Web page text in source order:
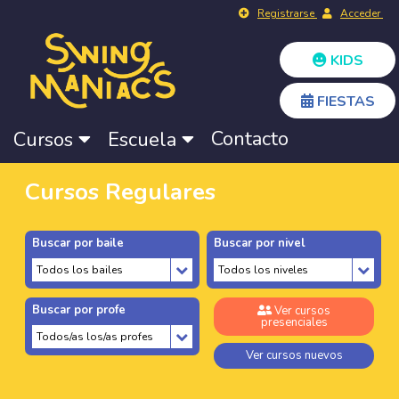
Registrarse Acceder
KIDS
FIESTAS
Cursos Escuela Contacto
Cursos Regulares
Buscar por baile Buscar por nivel
Buscar por profe Ver cursos
presenciales
Ver cursos nuevos